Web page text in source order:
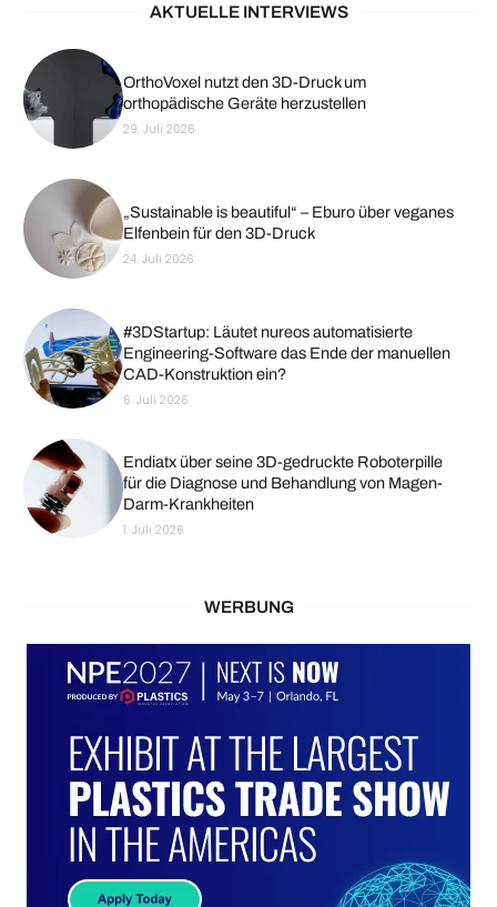
AKTUELLE INTERVIEWS
OrthoVoxel nutzt den 3D-Druck um
orthopädische Geräte herzustellen
29. Juli 2026
„Sustainable is beautiful“ – Eburo über veganes
Elfenbein für den 3D-Druck
24. Juli 2026
#3DStartup: Läutet nureos automatisierte
Engineering-Software das Ende der manuellen
CAD-Konstruktion ein?
6. Juli 2026
Endiatx über seine 3D-gedruckte Roboterpille
für die Diagnose und Behandlung von Magen-
Darm-Krankheiten
1. Juli 2026
WERBUNG